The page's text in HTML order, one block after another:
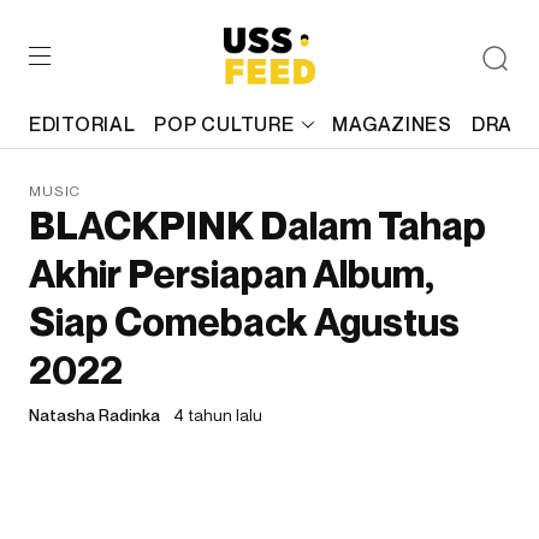
EDITORIAL POP CULTURE MAGAZINES
MUSIC
BLACKPINK Dalam Tahap
Akhir Persiapan Album,
Siap Comeback Agustus
2022
Natasha Radinka 4 tahun lalu